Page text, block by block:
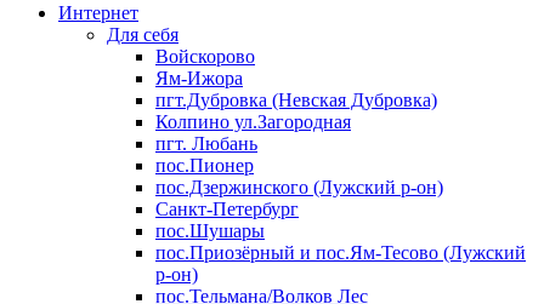
Интернет
Для себя
Войскорово
Ям-Ижора
пгт.Дубровка (Невская Дубровка)
Колпино ул.Загородная
пгт. Любань
пос.Пионер
пос.Дзержинского (Лужский р-он)
Санкт-Петербург
пос.Шушары
пос.Приозёрный и пос.Ям-Тесово (Лужский
р-он)
пос.Тельмана/Волков Лес